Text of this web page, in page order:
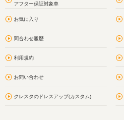
アフター保証対象車
お気に入り
問合わせ履歴
利用規約
お問い合わせ
クレスタのドレスアップ(カスタム)